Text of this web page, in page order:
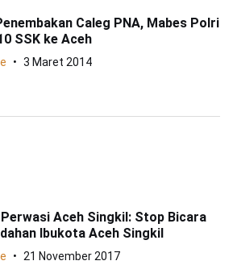
Caleg PNA, Mabes Polri
SSK ke Aceh
3 Maret 2014
Aceh Singkil: Stop Bicara
Ibukota Aceh Singkil
21 November 2017